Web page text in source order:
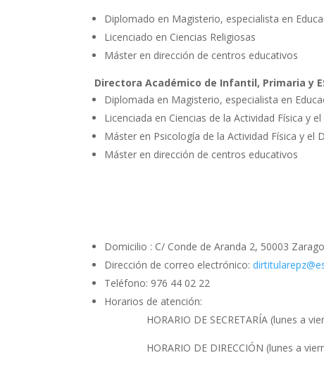
Diplomado en Magisterio, especialista en
Licenciado en Ciencias Religiosas
Máster en dirección de centros educativos
Directora Académico de Infantil, Primaria y
Diplomada en Magisterio, especialista en
Licenciada en Ciencias de la Actividad Física y
Máster en Psicología de la Actividad Física y el
Máster en dirección de centros educativos
Domicilio : C/ Conde de Aranda 2, 50003
Dirección de correo electrónico:
Teléfono: 976 44 02 22
Horarios de atención:
HORARIO DE SECRETARÍA (lunes a
HORARIO DE DIRECCIÓN (lunes a